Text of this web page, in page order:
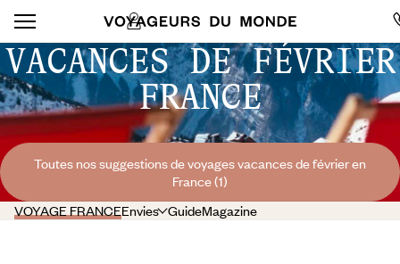
VACANCES DE FÉVRIER
FRANCE
Toutes nos suggestions de voyages vacances de février en
France (1)
VOYAGE FRANCEEnvies GuideMagazine